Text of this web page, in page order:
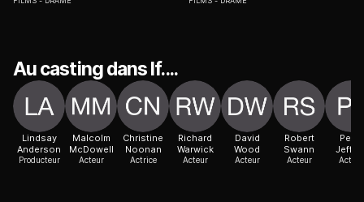
Au casting dans If....
Lindsay
Anderson
Producteur
Malcolm
McDowell
Acteur
Christine
Noonan
Actrice
Richard
Warwick
Acteur
David
Wood
Acteur
Robert
Swann
Acteur
Peter
Acteur